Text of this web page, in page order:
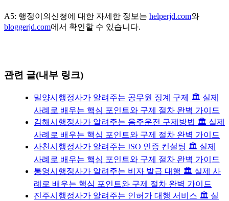
A5: 행정이의신청에 대한 자세한 정보는 helperjd.com와
bloggerjd.com에서 확인할 수 있습니다.
관련 글(내부 링크)
밀양시행정사가 알려주는 공무원 징계 구제 🏛️ 실제
사례로 배우는 핵심 포인트와 구제 절차 완벽 가이드
김해시행정사가 알려주는 음주운전 구제방법 🏛️ 실제
사례로 배우는 핵심 포인트와 구제 절차 완벽 가이드
사천시행정사가 알려주는 ISO 인증 컨설팅 🏛️ 실제
사례로 배우는 핵심 포인트와 구제 절차 완벽 가이드
통영시행정사가 알려주는 비자 발급 대행 🏛️ 실제 사
례로 배우는 핵심 포인트와 구제 절차 완벽 가이드
진주시행정사가 알려주는 인허가 대행 서비스 🏛️ 실